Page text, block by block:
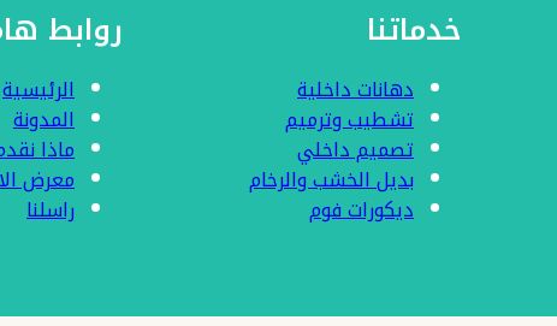
خدماتنا
دهانات داخلية
تشطيب وترميم
تصميم داخلي
بديل الخشب والرخام
ديكورات فوم
روابط
الرئيسية
المدونة
ماذا
معرض
راسلنا